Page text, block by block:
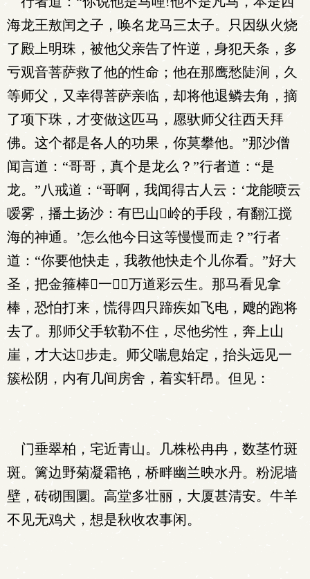
海龙王敖闰之子，唤名龙马三太子。只因纵火烧
了殿上明珠，被他父亲告了忤逆，身犯天条，多
亏观音菩萨救了他的性命；他在那鹰愁陡涧，久
等师父，又幸得菩萨亲临，却将他退鳞去角，摘
了项下珠，才变做这匹马，愿驮师父往西天拜
佛。这个都是各人的功果，你莫攀他。”那沙僧
闻言道：“哥哥，真个是龙么？”行者道：“是
龙。”八戒道：“哥啊，我闻得古人云：‘龙能喷云
嗳雾，播土扬沙：有巴山岭的手段，有翻江搅
海的神通。’怎么他今日这等慢慢而走？”行者
道：“你要他快走，我教他快走个儿你看。”好大
圣，把金箍棒一，万道彩云生。那马看见拿
棒，恐怕打来，慌得四只蹄疾如飞电，飕的跑将
去了。那师父手软勒不住，尽他劣性，奔上山
崖，才大达步走。师父喘息始定，抬头远见一
簇松阴，内有几间房舍，着实轩昂。但见：
门垂翠柏，宅近青山。几株松冉冉，数茎竹斑
斑。篱边野菊凝霜艳，桥畔幽兰映水丹。粉泥墙
壁，砖砌围圜。高堂多壮丽，大厦甚清安。牛羊
不见无鸡犬，想是秋收农事闲。